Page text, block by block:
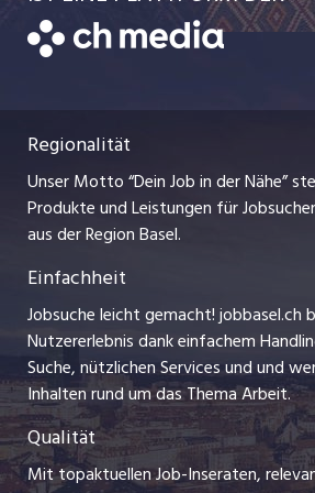
Temporäre Jobs
Lehrstellen
Ferienjobs
Management / Kader-Jobs
Arbeitgeber
Jobline
Datenschutzerklärung
Impressum
Stellenmeldepflicht
Bewerber-Cockpit
zentraljob.ch
myjob.ch
jobzüri.ch
ajourjob.ch
bzbasel.ch
CH Media
Regionalität
Unser Motto “Dein Job in der Nähe”
Produkte und Leistungen für
aus der Region Basel.
Einfachheit
Jobsuche leicht gemacht! jobbasel.ch
Nutzererlebnis dank einfachem
Suche, nützlichen Services und und
Inhalten rund um das Thema Arbeit.
Qualität
Mit topaktuellen Job-Inseraten,